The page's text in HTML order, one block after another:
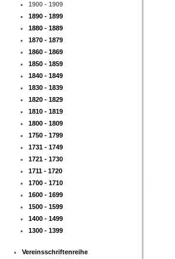
1900 - 1909
1890 - 1899
1880 - 1889
1870 - 1879
1860 - 1869
1850 - 1859
1840 - 1849
1830 - 1839
1820 - 1829
1810 - 1819
1800 - 1809
1750 - 1799
1731 - 1749
1721 - 1730
1711 - 1720
1700 - 1710
1600 - 1699
1500 - 1599
1400 - 1499
1300 - 1399
Vereinsschriftenreihe